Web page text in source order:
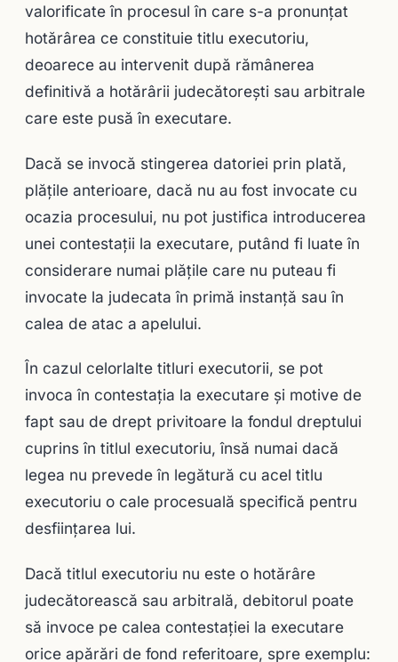
valorificate în procesul în care s-a pronunţat
hotărârea ce constituie titlu executoriu,
deoarece au intervenit după rămânerea
definitivă a hotărârii judecătoreşti sau arbitrale
care este pusă în executare.
Dacă se invocă stingerea datoriei prin plată,
plăţile anterioare, dacă nu au fost invocate cu
ocazia procesului, nu pot justifica introducerea
unei contestaţii la executare, putând fi luate în
considerare numai plăţile care nu puteau fi
invocate la judecata în primă instanţă sau în
calea de atac a apelului.
În cazul celorlalte titluri executorii, se pot
invoca în contestaţia la executare şi motive de
fapt sau de drept privitoare la fondul dreptului
cuprins în titlul executoriu, însă numai dacă
legea nu prevede în legătură cu acel titlu
executoriu o cale procesuală specifică pentru
desfiinţarea lui.
Dacă titlul executoriu nu este o hotărâre
judecătorească sau arbitrală, debitorul poate
să invoce pe calea contestaţiei la executare
orice apărări de fond referitoare, spre exemplu: